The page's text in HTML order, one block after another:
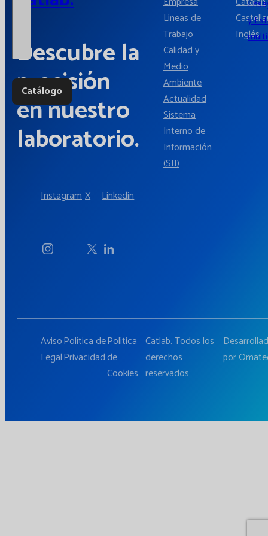
y
Catálogo
Descubre la
precisión
en nuestro
laboratorio.
InstagramX Linkedin
Líneas de
Trabajo
Calidad y
Medio
Ambiente
Actualidad
Sistema
Interno de
Información
(SII)
Inglés
Aviso
Legal
Política de
Privacidad
Política
de
Cookies
Catlab. Todos los
derechos
reservados
por